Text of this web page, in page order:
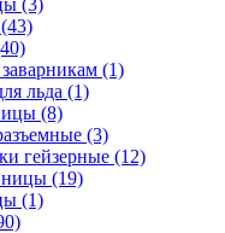
(1)
льда (1)
(8)
(3)
гейзерные (12)
(19)
(1)